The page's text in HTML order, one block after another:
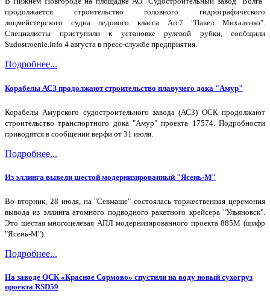
продолжается строительство головного гидрографического
лоцмейстерского судна ледового класса Arc7 "Павел Михаленко".
Специалисты приступили к установке рулевой рубки, сообщили
Sudostroenie.info 4 августа в пресс-службе предприятия.
Подробнее...
Корабелы АСЗ продолжают строительство плавучего дока "Амур"
Корабелы Амурского судостроительного завода (АСЗ) ОСК продолжают
строительство транспортного дока "Амур" проекта 17574. Подробности
приводятся в сообщении верфи от 31 июля.
Подробнее...
Из эллинга вывели шестой модернизированный "Ясень-М"
Во вторник, 28 июля, на "Севмаше" состоялась торжественная церемония
вывода из эллинга атомного подводного ракетного крейсера "Ульяновск".
Это шестая многоцелевая АПЛ модернизированного проекта 885М (шифр
"Ясень-М").
Подробнее...
На заводе ОСК «Красное Сормово» спустили на воду новый сухогруз
проекта RSD59